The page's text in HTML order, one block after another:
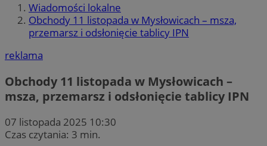
Wiadomości lokalne
Obchody 11 listopada w Mysłowicach – msza,
przemarsz i odsłonięcie tablicy IPN
reklama
Obchody 11 listopada w Mysłowicach –
msza, przemarsz i odsłonięcie tablicy IPN
07 listopada 2025 10:30
Czas czytania: 3 min.